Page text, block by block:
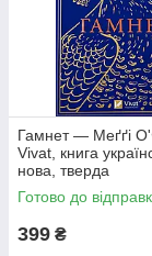
Гамнет — Меґґі
Vivat, книга
нова, тверда
Готово до
399 ₴